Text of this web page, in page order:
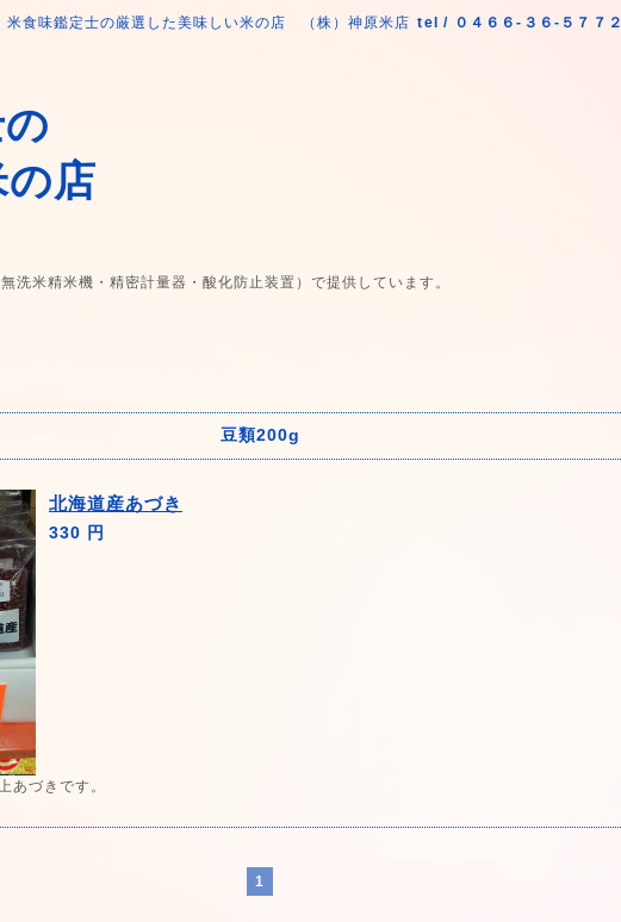
米食味鑑定士の厳選した美味しい米の店 （株）神原米店 tel / ０４６６-３６-５７７２
店
米精米機・精密計量器・酸化防止装置）で提供しています。
豆類200g
北海道産あづき
330 円
あづきです。
1